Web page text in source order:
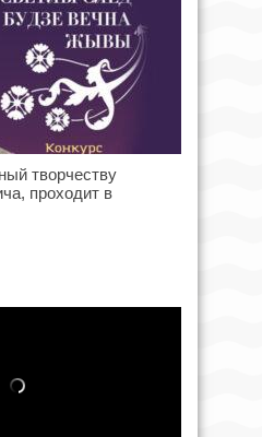
творчеству
проходит в